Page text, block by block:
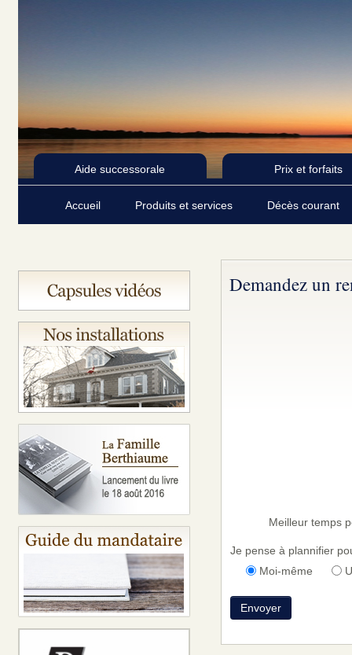
Aide successorale Prix et forfaits
Accueil Produits et services Décès courant
Demandez un
Meilleur temps
Je pense à plannifier
Moi-même